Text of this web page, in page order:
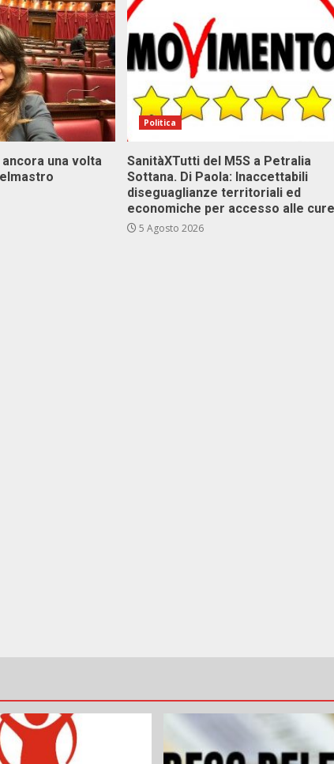
ancora una volta
Politica
SanitàXTutti del M5S a Petralia
Sottana. Di Paola: Inaccettabili
diseguaglianze territoriali ed
economiche per accesso alle cure
5 Agosto 2026